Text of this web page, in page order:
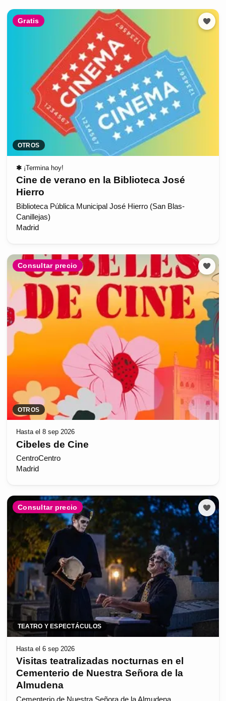
Gratis
OTROS
✱ ¡Termina hoy!
Cine de verano en la Biblioteca José
Hierro
Biblioteca Pública Municipal José Hierro (San Blas-
Canillejas)
Madrid
Consultar precio
OTROS
Hasta el 8 sep 2026
Cibeles de Cine
CentroCentro
Madrid
Consultar precio
TEATRO Y ESPECTÁCULOS
Hasta el 6 sep 2026
Visitas teatralizadas nocturnas en el
Cementerio de Nuestra Señora de la
Almudena
Cementerio de Nuestra Señora de la Almudena